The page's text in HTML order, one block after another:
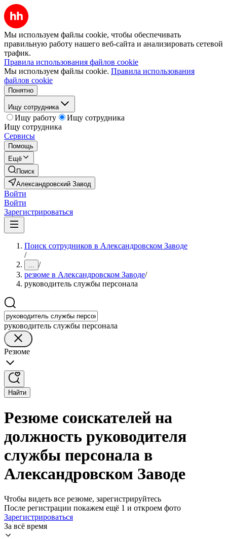
Мы используем файлы cookie, чтобы обеспечивать
правильную работу нашего веб-сайта и анализировать сетевой
трафик.
Правила использования файлов cookie
Мы используем файлы cookie. Правила использования
файлов cookie
Понятно
Ищу сотрудника
Ищу работу
Ищу сотрудника
Ищу сотрудника
Сервисы
Помощь
Ещё
Поиск
Александровский Завод
Войти
Войти
Зарегистрироваться
Поиск сотрудников в Александровском Заводе
/
... /
резюме в Александровском Заводе/
руководитель службы персонала
руководитель службы персонала
Резюме
Найти
Резюме соискателей на
должность руководителя
службы персонала в
Александровском Заводе
Чтобы видеть все резюме, зарегистрируйтесь
После регистрации покажем ещё 1 и откроем фото
Зарегистрироваться
За всё время